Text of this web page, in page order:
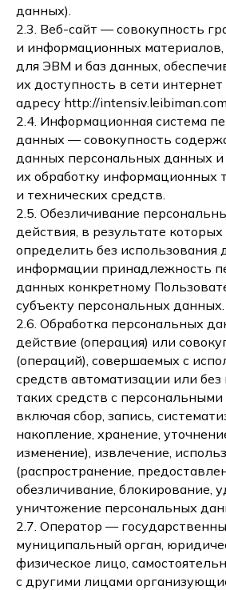
данных).
2.3. Веб-сайт — совокупность
и информационных
для ЭВМ и баз данных,
их доступность в сети
адресу http://
2.4. Информационная система
данных — совокупность
данных персональных данных
их обработку информационных
и технических средств.
2.5. Обезличивание
действия, в результате
определить без использования
информации принадлежность
данных конкретному
субъекту персональных данных.
2.6. Обработка персональных
действие (операция) или
(операций), совершаемых с
средств автоматизации или без
таких средств с
включая сбор, запись,
накопление, хранение,
изменение), извлечение,
(распространение,
обезличивание, блокирование,
уничтожение персональных
2.7. Оператор —
муниципальный орган,
физическое лицо,
с другими лицами